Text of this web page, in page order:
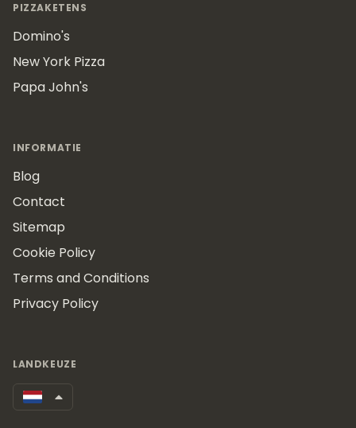
PIZZAKETENS
Domino's
New York Pizza
Papa John's
INFORMATIE
Blog
Contact
Sitemap
Cookie Policy
Terms and Conditions
Privacy Policy
LANDKEUZE